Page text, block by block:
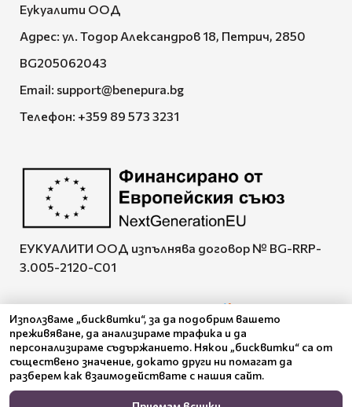
Еукуалити ООД
Адрес: ул. Тодор Александров 18, Петрич, 2850
BG205062043
Email: support@benepura.bg
Телефон: +359 89 573 3231
ЕУКУАЛИТИ ООД изпълнява договор № BG-RRP-
3.005-2120-C01
Pazaruvaj - Надежден
помощник за покупки
Използваме „бисквитки“, за да подобрим вашето
преживяване, да анализираме трафика и да
персонализираме съдържанието. Някои „бисквитки“ са от
съществено значение, докато други ни помагат да
разберем как взаимодействате с нашия сайт.